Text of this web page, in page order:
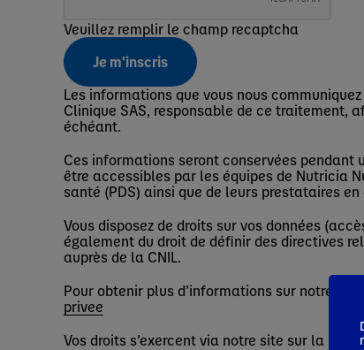
Veuillez remplir le champ recaptcha
Je m'inscris
Les informations que vous nous
Clinique SAS, responsable de ce traitement,
échéant.
Ces informations seront conservées
être accessibles par les équipes de Nutricia
santé (PDS) ainsi que de leurs prestataires
Vous disposez de droits sur vos données
également du droit de définir des directives
auprès de la CNIL.
Pour obtenir plus d’informations sur notre
privee
Vos droits s’exercent via notre site sur la